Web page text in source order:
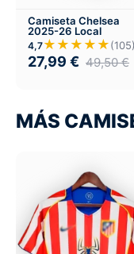
Camiseta Chelsea
2025-26 Local
4,7★★★★★(105)
27,99 € 49,50€
MÁS